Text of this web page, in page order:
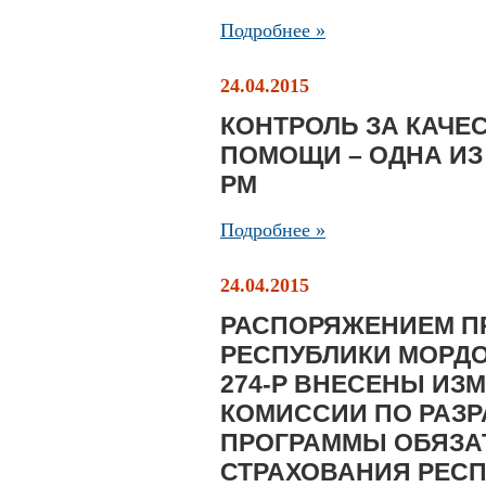
Подробнее »
24.04.2015
КОНТРОЛЬ ЗА
ПОМОЩИ – ОДНА
РМ
Подробнее »
24.04.2015
РАСПОРЯЖЕНИЕМ
РЕСПУБЛИКИ
274-Р ВНЕСЕНЫ
КОМИССИИ ПО
ПРОГРАММЫ
СТРАХОВАНИЯ